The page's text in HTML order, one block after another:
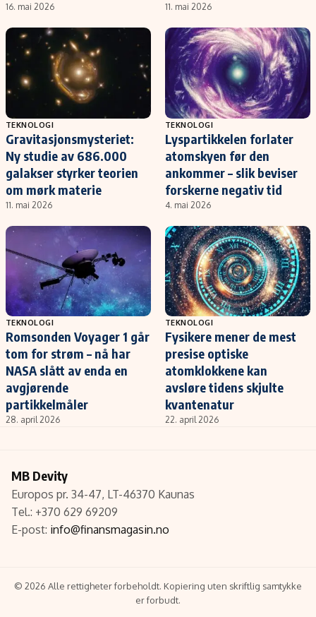
16. mai 2026 11. mai 2026
TEKNOLOGI
Gravitasjonsmysteriet:
Ny studie av 686.000
galakser styrker teorien
om mørk materie
11. mai 2026
TEKNOLOGI
Lyspartikkelen forlater
atomskyen før den
ankommer – slik beviser
forskerne negativ tid
4. mai 2026
TEKNOLOGI
Romsonden Voyager 1 går
tom for strøm – nå har
NASA slått av enda en
avgjørende
partikkelmåler
28. april 2026
TEKNOLOGI
Fysikere mener de mest
presise optiske
atomklokkene kan
avsløre tidens skjulte
kvantenatur
22. april 2026
MB Devity
Europos pr. 34-47, LT-46370 Kaunas
Tel.: +370 629 69209
E-post: info@finansmagasin.no
© 2026 Alle rettigheter forbeholdt. Kopiering uten skriftlig samtykke
er forbudt.